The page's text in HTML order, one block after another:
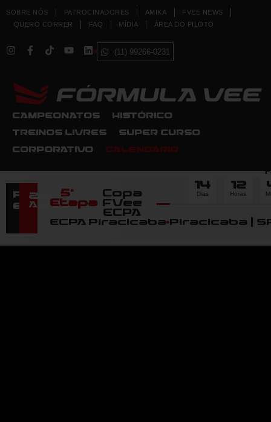
SOBRE NÓS PATROCINADORES AMIKA
FVEE NEWS
QUERO CORRER
FAQ MÍDIA ÁREA DO PILOTO
(11) 99266-0231
CAMPEONATOS HISTÓRICO
TREINOS LIVRES SUPER CURSO
CORPORATIVO CALENDÁRIO
Próximo
Evento
22
Agosto
5ª
Etapa
Copa
FVee
ECPA
ECPA Piracicaba Piracicaba |
14
Dias
12
Horas